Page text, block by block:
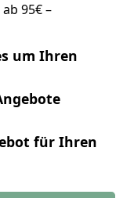
95€ –
um Ihren
für Ihren